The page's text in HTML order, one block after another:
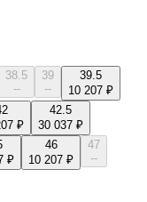
38.5
--
39
--
39.5
10 207 ₽
₽
42.5
30 037 ₽
₽
46
10 207 ₽
47
--